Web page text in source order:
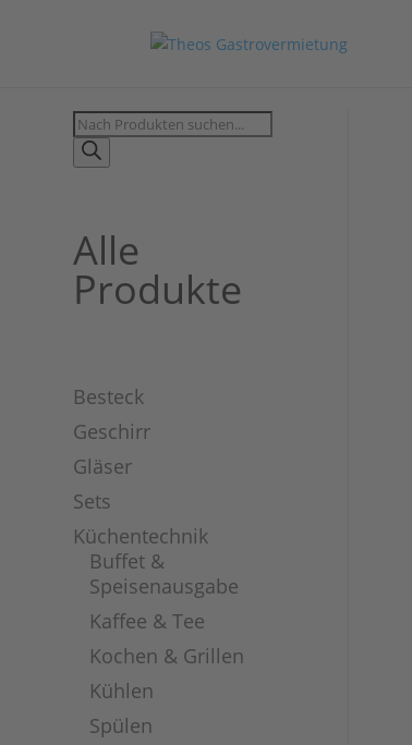
Products
search
Alle
Produkte
Besteck
Geschirr
Gläser
Sets
Küchentechnik
Buffet &
Speisenausgabe
Kaffee & Tee
Kochen & Grillen
Kühlen
Spülen